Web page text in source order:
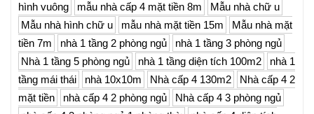
hình vuông
mẫu nhà cấp 4 mặt tiền 8m
Mẫu nhà chữ u
Mẫu nhà hình chữ u
mẫu nhà mặt tiền 15m
Mẫu nhà mặt
tiền 7m
nhà 1 tầng 2 phòng ngủ
nhà 1 tầng 3 phòng ngủ
Nhà 1 tầng 5 phòng ngủ
nhà 1 tầng diện tích 100m2
nhà 1
tầng mái thái
nhà 10x10m Nhà cấp 4 130m2
Nhà cấp 4 2
mặt tiền
nhà cấp 4 2 phòng ngủ
Nhà cấp 4 3 phòng ngủ